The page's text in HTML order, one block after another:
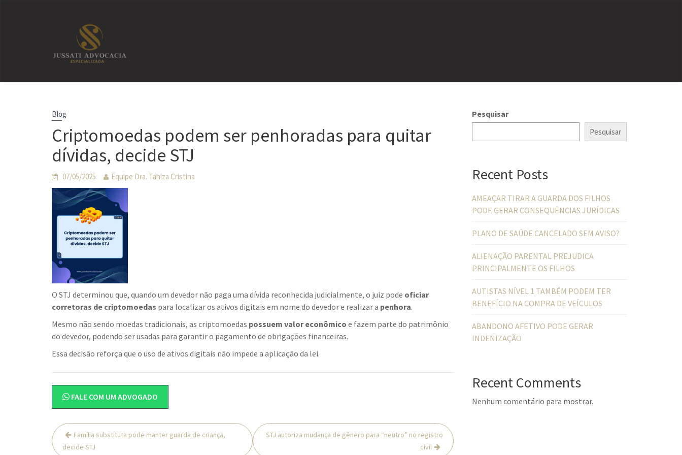
Blog
Criptomoedas podem ser penhoradas para quitar
dívidas, decide STJ
07/05/2025 Equipe Dra. Tahiza Cristina
O STJ determinou que, quando um devedor não paga uma dívida reconhecida judicialmente, o juiz pode oficiar
corretoras de criptomoedas para localizar os ativos digitais em nome do devedor e realizar a penhora.
Mesmo não sendo moedas tradicionais, as criptomoedas possuem valor econômico e fazem parte do patrimônio
do devedor, podendo ser usadas para garantir o pagamento de obrigações financeiras.
Essa decisão reforça que o uso de ativos digitais não impede a aplicação da lei.
FALE COM UM ADVOGADO
Navegação
de
Família substituta pode manter guarda de criança,
decide STJ
STJ autoriza mudança de gênero para “neutro” no registro
civil
Pesquisar
Pesquisar
Recent Posts
AMEAÇAR TIRAR A GUARDA DOS FILHOS
PODE GERAR CONSEQUÊNCIAS JURÍDICAS
PLANO DE SAÚDE CANCELADO SEM AVISO?
ALIENAÇÃO PARENTAL PREJUDICA
PRINCIPALMENTE OS FILHOS
AUTISTAS NÍVEL 1 TAMBÉM PODEM TER
BENEFÍCIO NA COMPRA DE VEÍCULOS
ABANDONO AFETIVO PODE GERAR
INDENIZAÇÃO
Recent Comments
Nenhum comentário para mostrar.